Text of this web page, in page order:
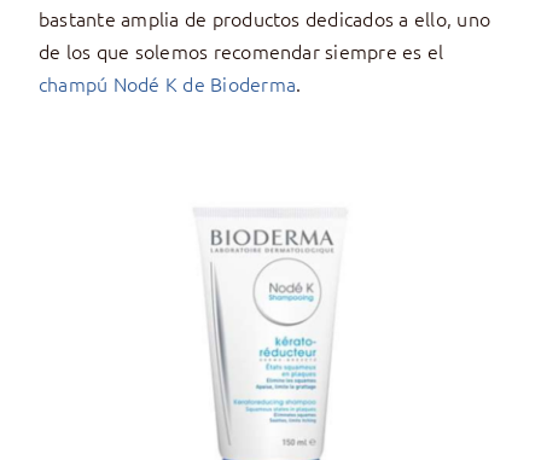
bastante amplia de productos dedicados a ello, uno
de los que solemos recomendar siempre es el
champú Nodé K de Bioderma.
AÑADIR AL CARRITO /